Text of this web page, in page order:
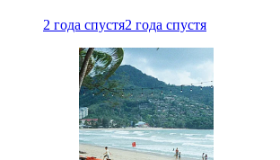
2 года спустя2 года спустя